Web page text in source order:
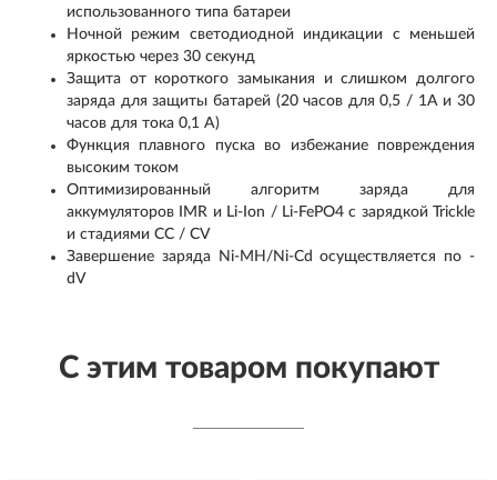
использованного типа батареи
Ночной режим светодиодной индикации с меньшей
яркостью через 30 секунд
Защита от короткого замыкания и слишком долгого
заряда для защиты батарей (20 часов для 0,5 / 1А и 30
часов для тока 0,1 А)
Функция плавного пуска во избежание повреждения
высоким током
Оптимизированный алгоритм заряда для
аккумуляторов IMR и Li-Ion / Li-FePO4 с зарядкой Trickle
и стадиями CC / CV
Завершение заряда Ni-MH/Ni-Cd осуществляется по -
dV
С этим товаром покупают